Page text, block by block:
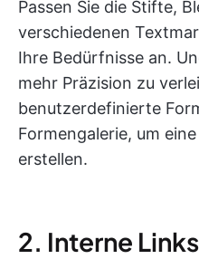
Passen Sie die Stifte,
verschiedenen
Ihre Bedürfnisse an.
mehr Präzision zu
benutzerdefinierte
Formengalerie, um
erstellen.
2. Interne Links